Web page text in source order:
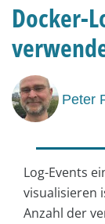
Docker-
Peter
Log-Events
visualisieren
Anzahl der